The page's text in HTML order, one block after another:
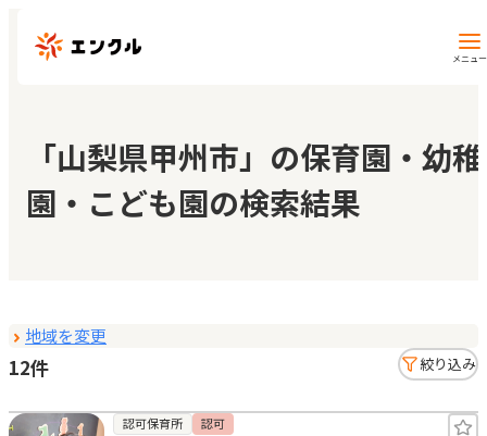
メニュー
保育園・幼稚園を探す
地図から探す
マイページ
「山梨県甲州市」の保育園・幼稚
園・こども園の検索結果
地域を変更
12件 絞り込み
認可保育所 認可